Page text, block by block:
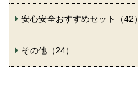
安心安全おすすめセット（42）
その他（24）